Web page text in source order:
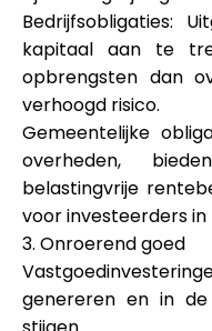
Bedrijfsobligaties:
kapitaal aan te
opbrengsten dan
verhoogd risico.
Gemeentelijke
overheden,
belastingvrije
voor investeerders
3. Onroerend goed
genereren en in